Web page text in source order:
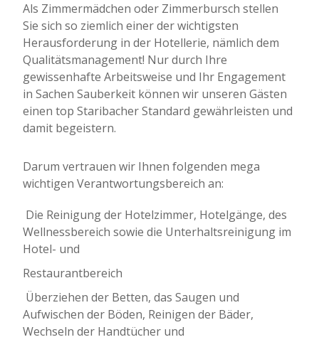
Als Zimmermädchen oder Zimmerbursch stellen
Sie sich so ziemlich einer der wichtigsten
Herausforderung in der Hotellerie, nämlich dem
Qualitätsmanagement! Nur durch Ihre
gewissenhafte Arbeitsweise und Ihr Engagement
in Sachen Sauberkeit können wir unseren Gästen
einen top Staribacher Standard gewährleisten und
damit begeistern.
Darum vertrauen wir Ihnen folgenden mega
wichtigen Verantwortungsbereich an:
 Die Reinigung der Hotelzimmer, Hotelgänge, des
Wellnessbereich sowie die Unterhaltsreinigung im
Hotel- und
Restaurantbereich
 Überziehen der Betten, das Saugen und
Aufwischen der Böden, Reinigen der Bäder,
Wechseln der Handtücher und